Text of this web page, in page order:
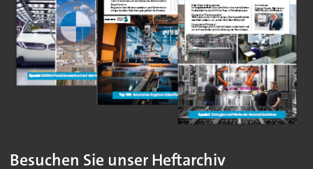
Besuchen Sie unser Heftarchiv